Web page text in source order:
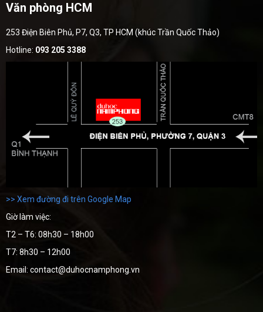
Văn phòng HCM
253 Điện Biên Phủ, P7, Q3, TP HCM (khúc Trần Quốc Thảo)
Hotline: 093 205 3388
>> Xem đường đi trên Google Map
Giờ làm việc:
T2 – T6: 08h30 – 18h00
T7: 8h30 – 12h00
Email: contact@duhocnamphong.vn